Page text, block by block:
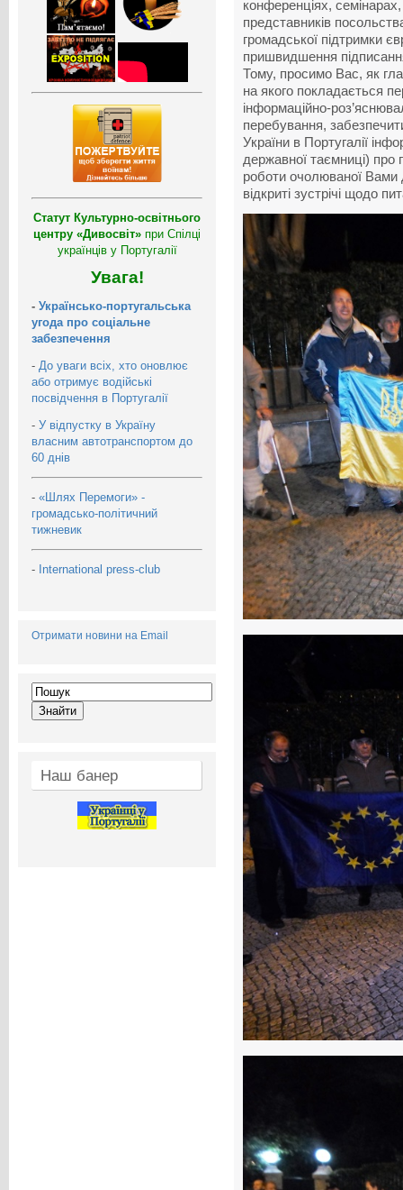
Статут Культурно-освітнього
центру «Дивосвіт» при Спілці
українців у Португалії
Увага!
- Українсько-португальська
угода про соціальне
забезпечення
- До уваги всіх, хто оновлює
або отримує водійські
посвідчення в Португалії
- У відпустку в Україну
власним автотранспортом до
60 днів
- «Шлях Перемоги» -
громадсько-політичний
тижневик
- International press-club
Отримати новини на Email
Наш банер
конференціях,
представників
громадської підтримки
пришвидшення
Тому, просимо Вас, як
на якого покладається
інформаційно-
перебування,
України в Португалії
державної таємниці) про
роботи очолюваної Вами
відкриті зустрічі щодо